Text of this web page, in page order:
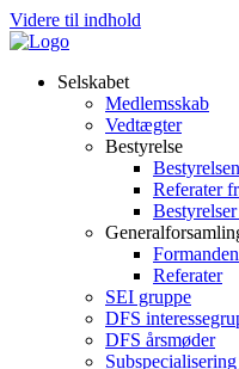
Videre til indhold
Selskabet
Medlemsskab
Vedtægter
Bestyrelse
Bestyrelsen
Referater
Referater
SEI gruppe
DFS
DFS årsmøder